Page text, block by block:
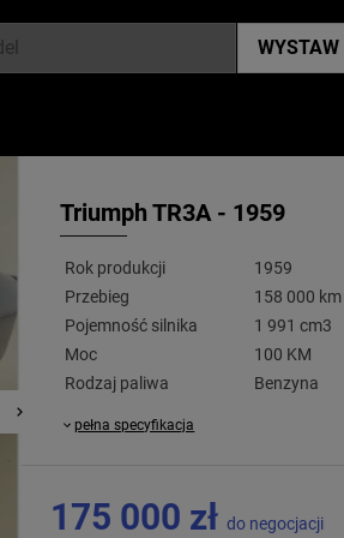
WYSTAW
Triumph TR3A - 1959
Rok produkcji
1959
Przebieg
158 000 km
Pojemność silnika
1 991 cm3
Moc
100 KM
Rodzaj paliwa
Benzyna
pełna specyfikacja
175 000 złdo negocjacji